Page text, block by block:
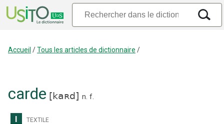
Accueil /Tous les articles de dictionnaire /
carde [kaʀd] n. f.
I
textile